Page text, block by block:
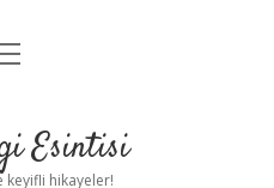
UyarıEsintisi
keyifli hikayeler!